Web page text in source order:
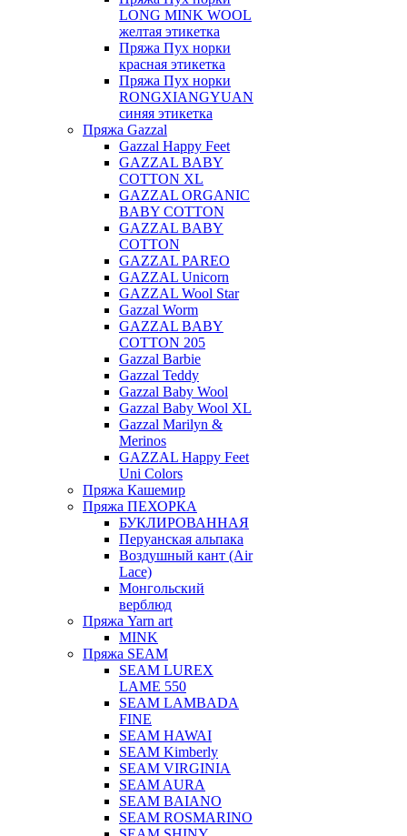
LONG MINK WOOL
желтая этикетка
Пряжа Пух норки
красная этикетка
Пряжа Пух норки
RONGXIANGYUAN
синяя этикетка
Пряжа Gazzal
Gazzal Happy Feet
GAZZAL BABY
COTTON XL
GAZZAL ORGANIC
BABY COTTON
GAZZAL BABY
COTTON
GAZZAL PAREO
GAZZAL Unicorn
GAZZAL Wool Star
Gazzal Worm
GAZZAL BABY
COTTON 205
Gazzal Barbie
Gazzal Teddy
Gazzal Baby Wool
Gazzal Baby Wool XL
Gazzal Marilyn &
Merinos
GAZZAL Happy Feet
Uni Colors
Пряжа Кашемир
Пряжа ПЕХОРКА
БУКЛИРОВАННАЯ
Перуанская альпака
Воздушный кант (Air
Lace)
Монгольский
верблюд
Пряжа Yarn art
MINK
Пряжа SEAM
SEAM LUREX
LAME 550
SEAM LAMBADA
FINE
SEAM HAWAI
SEAM Kimberly
SEAM VIRGINIA
SEAM AURA
SEAM BAIANO
SEAM ROSMARINO